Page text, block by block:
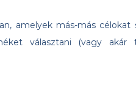
amelyek más-más célokat
választani (vagy akár